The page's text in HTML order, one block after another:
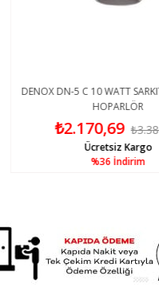
DENOX DN-5 C 10 WATT SARKIT
HOPARLÖR
₺2.170,69
%36İndirim
Ücretsiz Kargo